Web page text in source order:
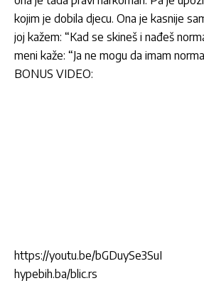
kojim je dobila djecu. Ona je kasnije
joj kažem: “Kad se skineš i nađeš
meni kaže: “Ja ne mogu da imam
BONUS VIDEO:
https://youtu.be/bGDuySe3SuI
hypebih.ba/blic.rs